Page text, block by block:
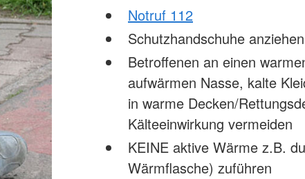
Notruf 112
Schutzhandschuhe anziehen
Betroffenen an einen
aufwärmen Nasse, kalte
in warme Decken/
Kälteeinwirkung vermeiden
KEINE aktive Wärme z.B.
Wärmflasche) zuführen